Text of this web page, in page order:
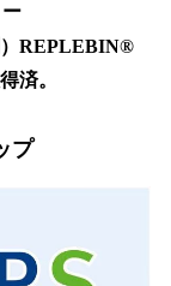
REPLEBIN®
済。
プ